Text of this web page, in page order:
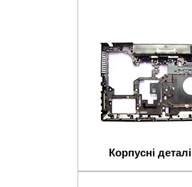
Корпусні деталі